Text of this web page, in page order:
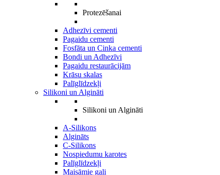
Protezēšanai
Adhezīvi cementi
Pagaidu cementi
Fosfāta un Cinka cementi
Bondi un Adhezīvi
Pagaidu restaurācijām
Krāsu skalas
Palīglīdzekļi
Silikoni un Algināti
Silikoni un Algināti
A-Silikons
Algināts
C-Silikons
Nospiedumu karotes
Palīglīdzekļi
Maisāmie gali